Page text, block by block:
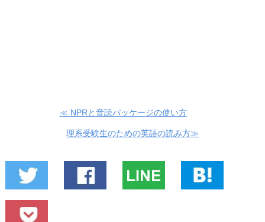
≪ NPRと音読パッケージの使い方
理系受験生のための英語の読み方≫